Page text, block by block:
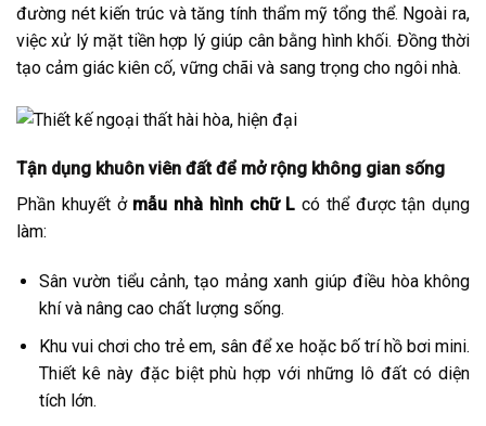
đường nét kiến trúc và tăng tính thẩm mỹ tổng thể. Ngoài ra,
việc xử lý mặt tiền hợp lý giúp cân bằng hình khối. Đồng thời
tạo cảm giác kiên cố, vững chãi và sang trọng cho ngôi nhà.
Tận dụng khuôn viên đất để mở rộng không gian sống
Phần khuyết ở mẫu nhà hình chữ L có thể được tận dụng
làm:
Sân vườn tiểu cảnh, tạo mảng xanh giúp điều hòa không
khí và nâng cao chất lượng sống.
Khu vui chơi cho trẻ em, sân để xe hoặc bố trí hồ bơi mini.
Thiết kê này đặc biệt phù hợp với những lô đất có diện
tích lớn.